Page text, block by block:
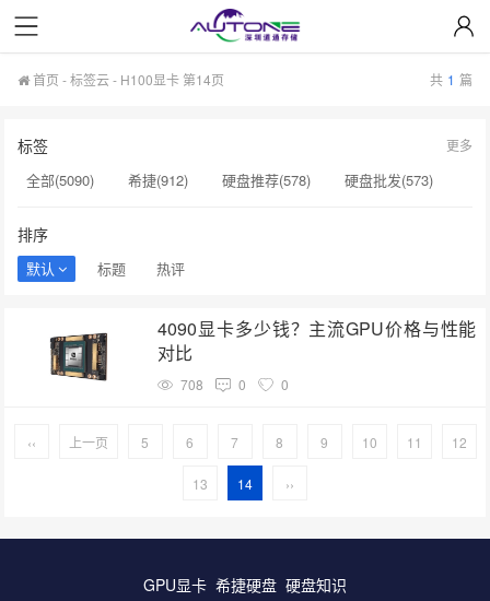
首页 -标签云- H100显卡 第14页 共 1 篇
标签
全部(5090) 希捷(912) 硬盘推荐(578)
硬盘批发(573)
硬盘采购(474)
希捷硬盘(471)
硬盘质量(130)
GPU服务器(130)
H200服务器(126)
希捷SSD(125)
NAS专用硬盘(120)
更多
排序
默认 标题 热评
4090显卡多少钱？主流GPU价格与性能
对比
708 0 0
‹‹ 上一页 5 6 7 8 9 10 11 12
13 14 ››
GPU显卡 希捷硬盘 硬盘知识